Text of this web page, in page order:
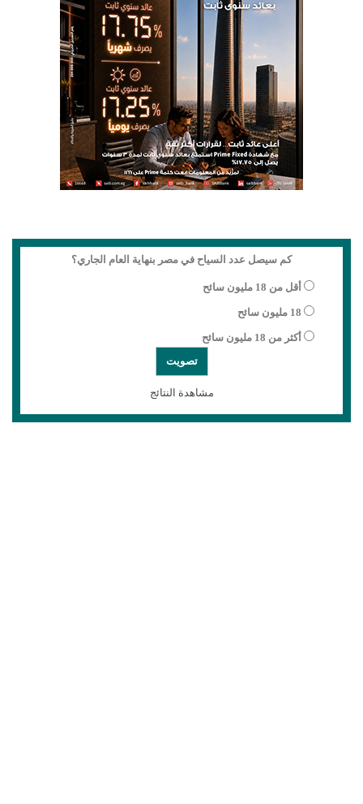
كم سيصل عدد السياح في مصر بنهاية العام الجاري؟
أقل من 18 مليون سائح
18 مليون سائح
أكثر من 18 مليون سائح
مشاهدة النتائج